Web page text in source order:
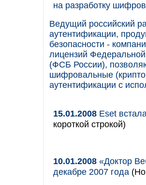
на разработку
Ведущий российский
аутентификации,
безопасности -
лицензий
(ФСБ России),
шифровальные
аутентификации с
15.01.2008 Eset
короткой строкой)
10.01.2008 «Доктор
декабре 2007 года